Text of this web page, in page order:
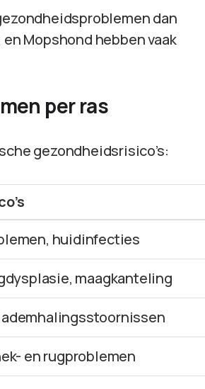
dan
Mopshond hebben vaak
per ras
gezondheidsrisico’s:
huidinfecties
maagkanteling
en rugproblemen